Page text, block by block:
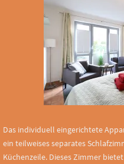
Das individuell eingerichtete
ein teilweises separates
Küchenzeile. Dieses Zimmer